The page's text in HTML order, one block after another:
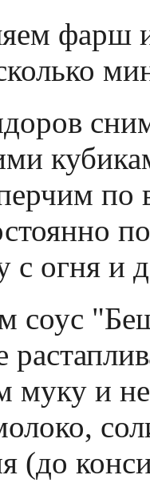
фарш
по
с огня и
соус
муку и
(до